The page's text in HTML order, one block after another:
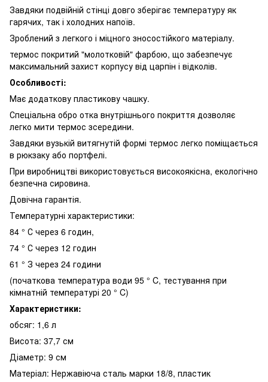
Завдяки подвійній стінці довго зберігає температуру як
гарячих, так і холодних напоїв.
Зроблений з легкого і міцного зносостійкого матеріалу.
термос покритий "молотковій" фарбою, що забезпечує
максимальний захист корпусу від царпін і відколів.
Особливості:
Має додаткову пластикову чашку.
Спеціальна обро отка внутрішнього покриття дозволяє
легко мити термос зсередини.
Завдяки вузькій витягнутій формі термос легко поміщається
в рюкзаку або портфелі.
При виробництві використовується високоякісна, екологічно
безпечна сировина.
Довічна гарантія.
Температурні характеристики:
84 ° С через 6 годин,
74 ° С через 12 годин
61 ° З через 24 години
(початкова температура води 95 ° C, тестування при
кімнатній температурі 20 ° C)
Характеристики:
обсяг: 1,6 л
Висота: 37,7 см
Діаметр: 9 см
Матеріал: Нержавіюча сталь марки 18/8, пластик